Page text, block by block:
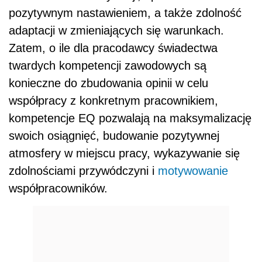
pozytywnym nastawieniem, a także zdolność
adaptacji w zmieniających się warunkach.
Zatem, o ile dla pracodawcy świadectwa
twardych kompetencji zawodowych są
konieczne do zbudowania opinii w celu
współpracy z konkretnym pracownikiem,
kompetencje EQ pozwalają na maksymalizację
swoich osiągnięć, budowanie pozytywnej
atmosfery w miejscu pracy, wykazywanie się
zdolnościami przywódczyni i motywowanie
współpracowników.